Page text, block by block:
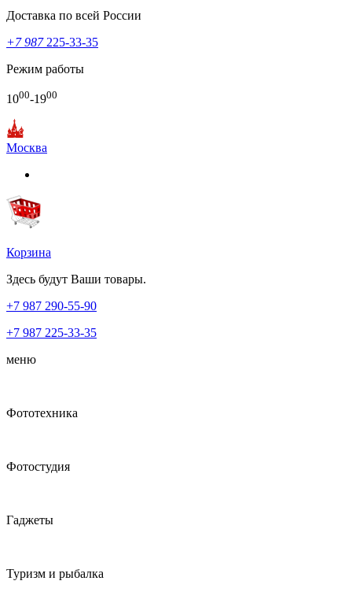
Доставка по всей России
+7 987225-33-35
Режим работы
1000-1900
Москва
Корзина
Здесь будут Ваши товары.
+7 987 290-55-90
+7 987 225-33-35
меню
Фототехника
Фотостудия
Гаджеты
Туризм и рыбалка